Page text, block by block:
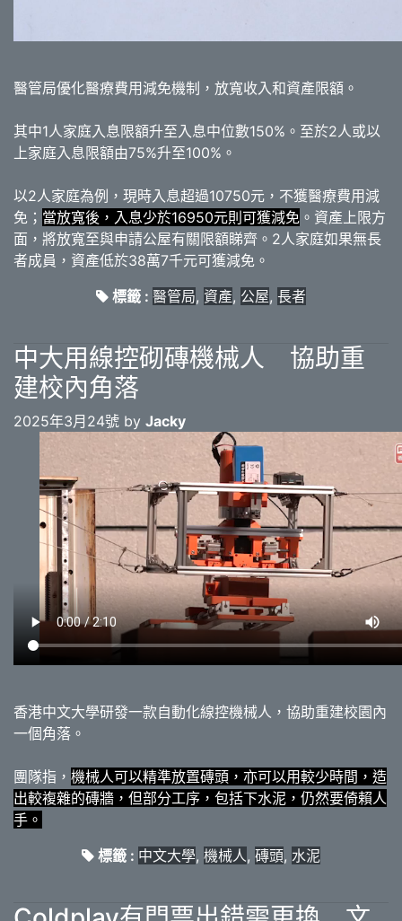
醫管局優化醫療費用減免機制，放寬收入和資產限額。
其中1人家庭入息限額升至入息中位數150%。至於2人或以
上家庭入息限額由75%升至100%。
以2人家庭為例，現時入息超過10750元，不獲醫療費用減
免； 當放寬後，入息少於16950元則可獲減免 。資產上限方
面，將放寬至與申請公屋有關限額睇齊。2人家庭如果無長
者成員，資產低於38萬7千元可獲減免。
標籤 : 醫管局, 資產, 公屋, 長者
中大用線控砌磚機械人 協助重
建校內角落
2025年3月24號 by Jacky
香港中文大學研發一款自動化線控機械人，協助重建校園內
一個角落。
團隊指， 機械人可以精準放置磚頭，亦可以用較少時間，造
出較複雜的磚牆，但部分工序，包括下水泥，仍然要倚賴人
手。
標籤 : 中文大學, 機械人, 磚頭, 水泥